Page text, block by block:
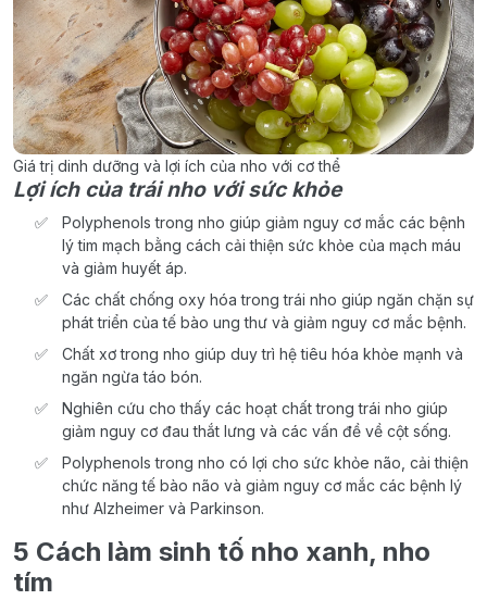
Giá trị dinh dưỡng và lợi ích của nho với cơ thể
Lợi ích của trái nho với sức khỏe
Polyphenols trong nho giúp giảm nguy cơ mắc các bệnh
lý tim mạch bằng cách cải thiện sức khỏe của mạch máu
và giảm huyết áp.
Các chất chống oxy hóa trong trái nho giúp ngăn chặn sự
phát triển của tế bào ung thư và giảm nguy cơ mắc bệnh.
Chất xơ trong nho giúp duy trì hệ tiêu hóa khỏe mạnh và
ngăn ngừa táo bón.
Nghiên cứu cho thấy các hoạt chất trong trái nho giúp
giảm nguy cơ đau thắt lưng và các vấn đề về cột sống.
Polyphenols trong nho có lợi cho sức khỏe não, cải thiện
chức năng tế bào não và giảm nguy cơ mắc các bệnh lý
như Alzheimer và Parkinson.
5 Cách làm sinh tố nho xanh, nho
tím